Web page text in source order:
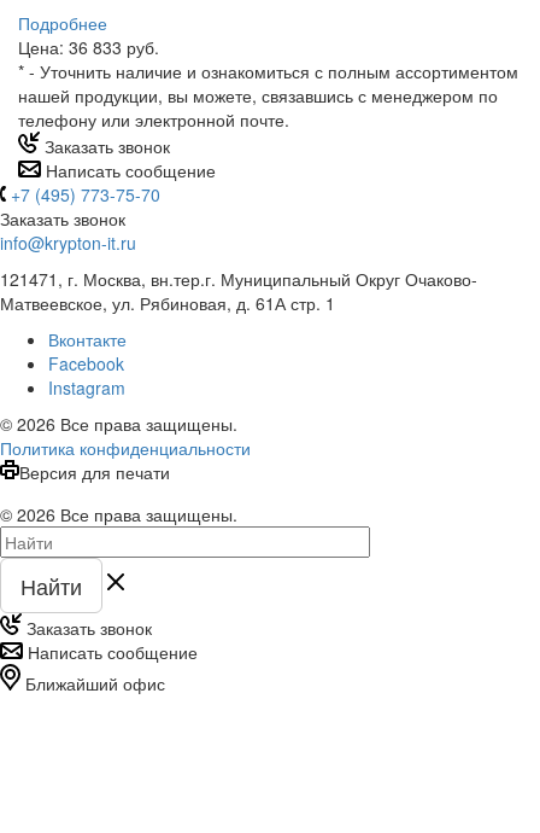
Подробнее
Цена: 36 833 руб.
* - Уточнить наличие и ознакомиться с полным ассортиментом
нашей продукции, вы можете, связавшись с менеджером по
телефону или электронной почте.
Заказать звонок
Написать сообщение
+7 (495) 773-75-70
Заказать звонок
info@krypton-it.ru
121471, г. Москва, вн.тер.г. Муниципальный Округ Очаково-
Матвеевское, ул. Рябиновая, д. 61А стр. 1
Вконтакте
Facebook
Instagram
© 2026 Все права защищены.
Политика конфиденциальности
Версия для печати
© 2026 Все права защищены.
Найти
Заказать звонок
Написать сообщение
Ближайший офис